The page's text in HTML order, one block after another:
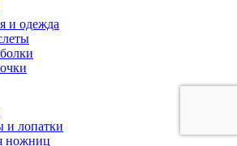
и одежда
и лопатки
ножниц